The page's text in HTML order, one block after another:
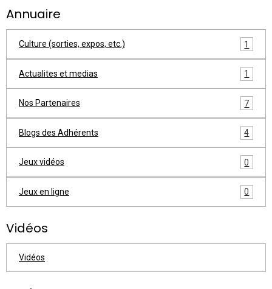
Annuaire
Culture (sorties, expos, etc.) 1
Actualites et medias 1
Nos Partenaires 7
Blogs des Adhérents 4
Jeux vidéos 0
Jeux en ligne 0
Vidéos
Vidéos